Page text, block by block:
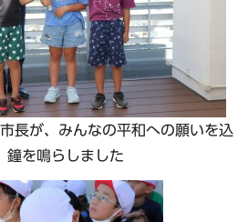
長が、みんなの平和への願いを込
鐘を鳴らしました